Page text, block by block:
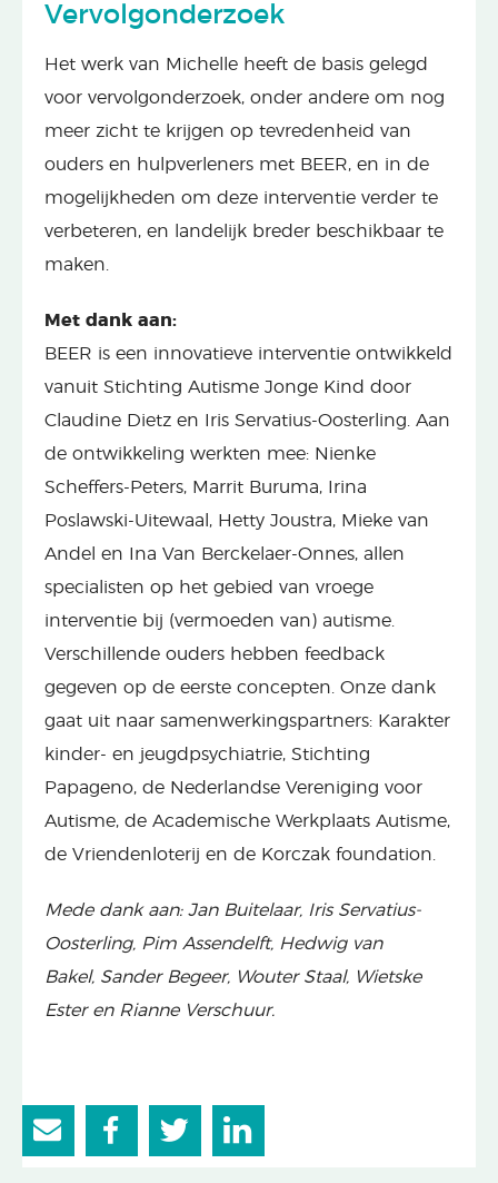
Vervolgonderzoek
Het werk van Michelle heeft de basis gelegd
voor vervolgonderzoek, onder andere om nog
meer zicht te krijgen op tevredenheid van
ouders en hulpverleners met BEER, en in de
mogelijkheden om deze interventie verder te
verbeteren, en landelijk breder beschikbaar te
maken.
Met dank aan:
BEER is een innovatieve interventie ontwikkeld
vanuit Stichting Autisme Jonge Kind door
Claudine Dietz en Iris Servatius-Oosterling. Aan
de ontwikkeling werkten mee: Nienke
Scheffers-Peters, Marrit Buruma, Irina
Poslawski-Uitewaal, Hetty Joustra, Mieke van
Andel en Ina Van Berckelaer-Onnes, allen
specialisten op het gebied van vroege
interventie bij (vermoeden van) autisme.
Verschillende ouders hebben feedback
gegeven op de eerste concepten. Onze dank
gaat uit naar samenwerkingspartners: Karakter
kinder- en jeugdpsychiatrie, Stichting
Papageno, de Nederlandse Vereniging voor
Autisme, de Academische Werkplaats Autisme,
de Vriendenloterij en de Korczak foundation.
Mede dank aan: Jan Buitelaar, Iris Servatius-
Oosterling, Pim Assendelft, Hedwig van
Bakel, Sander Begeer, Wouter Staal, Wietske
Ester en Rianne Verschuur.